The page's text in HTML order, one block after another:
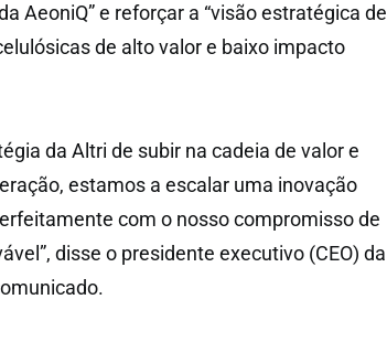
AeoniQ” e reforçar a “visão estratégica de
de alto valor e baixo impacto
da Altri de subir na cadeia de valor e
estamos a escalar uma inovação
com o nosso compromisso de
disse o presidente executivo (CEO) da